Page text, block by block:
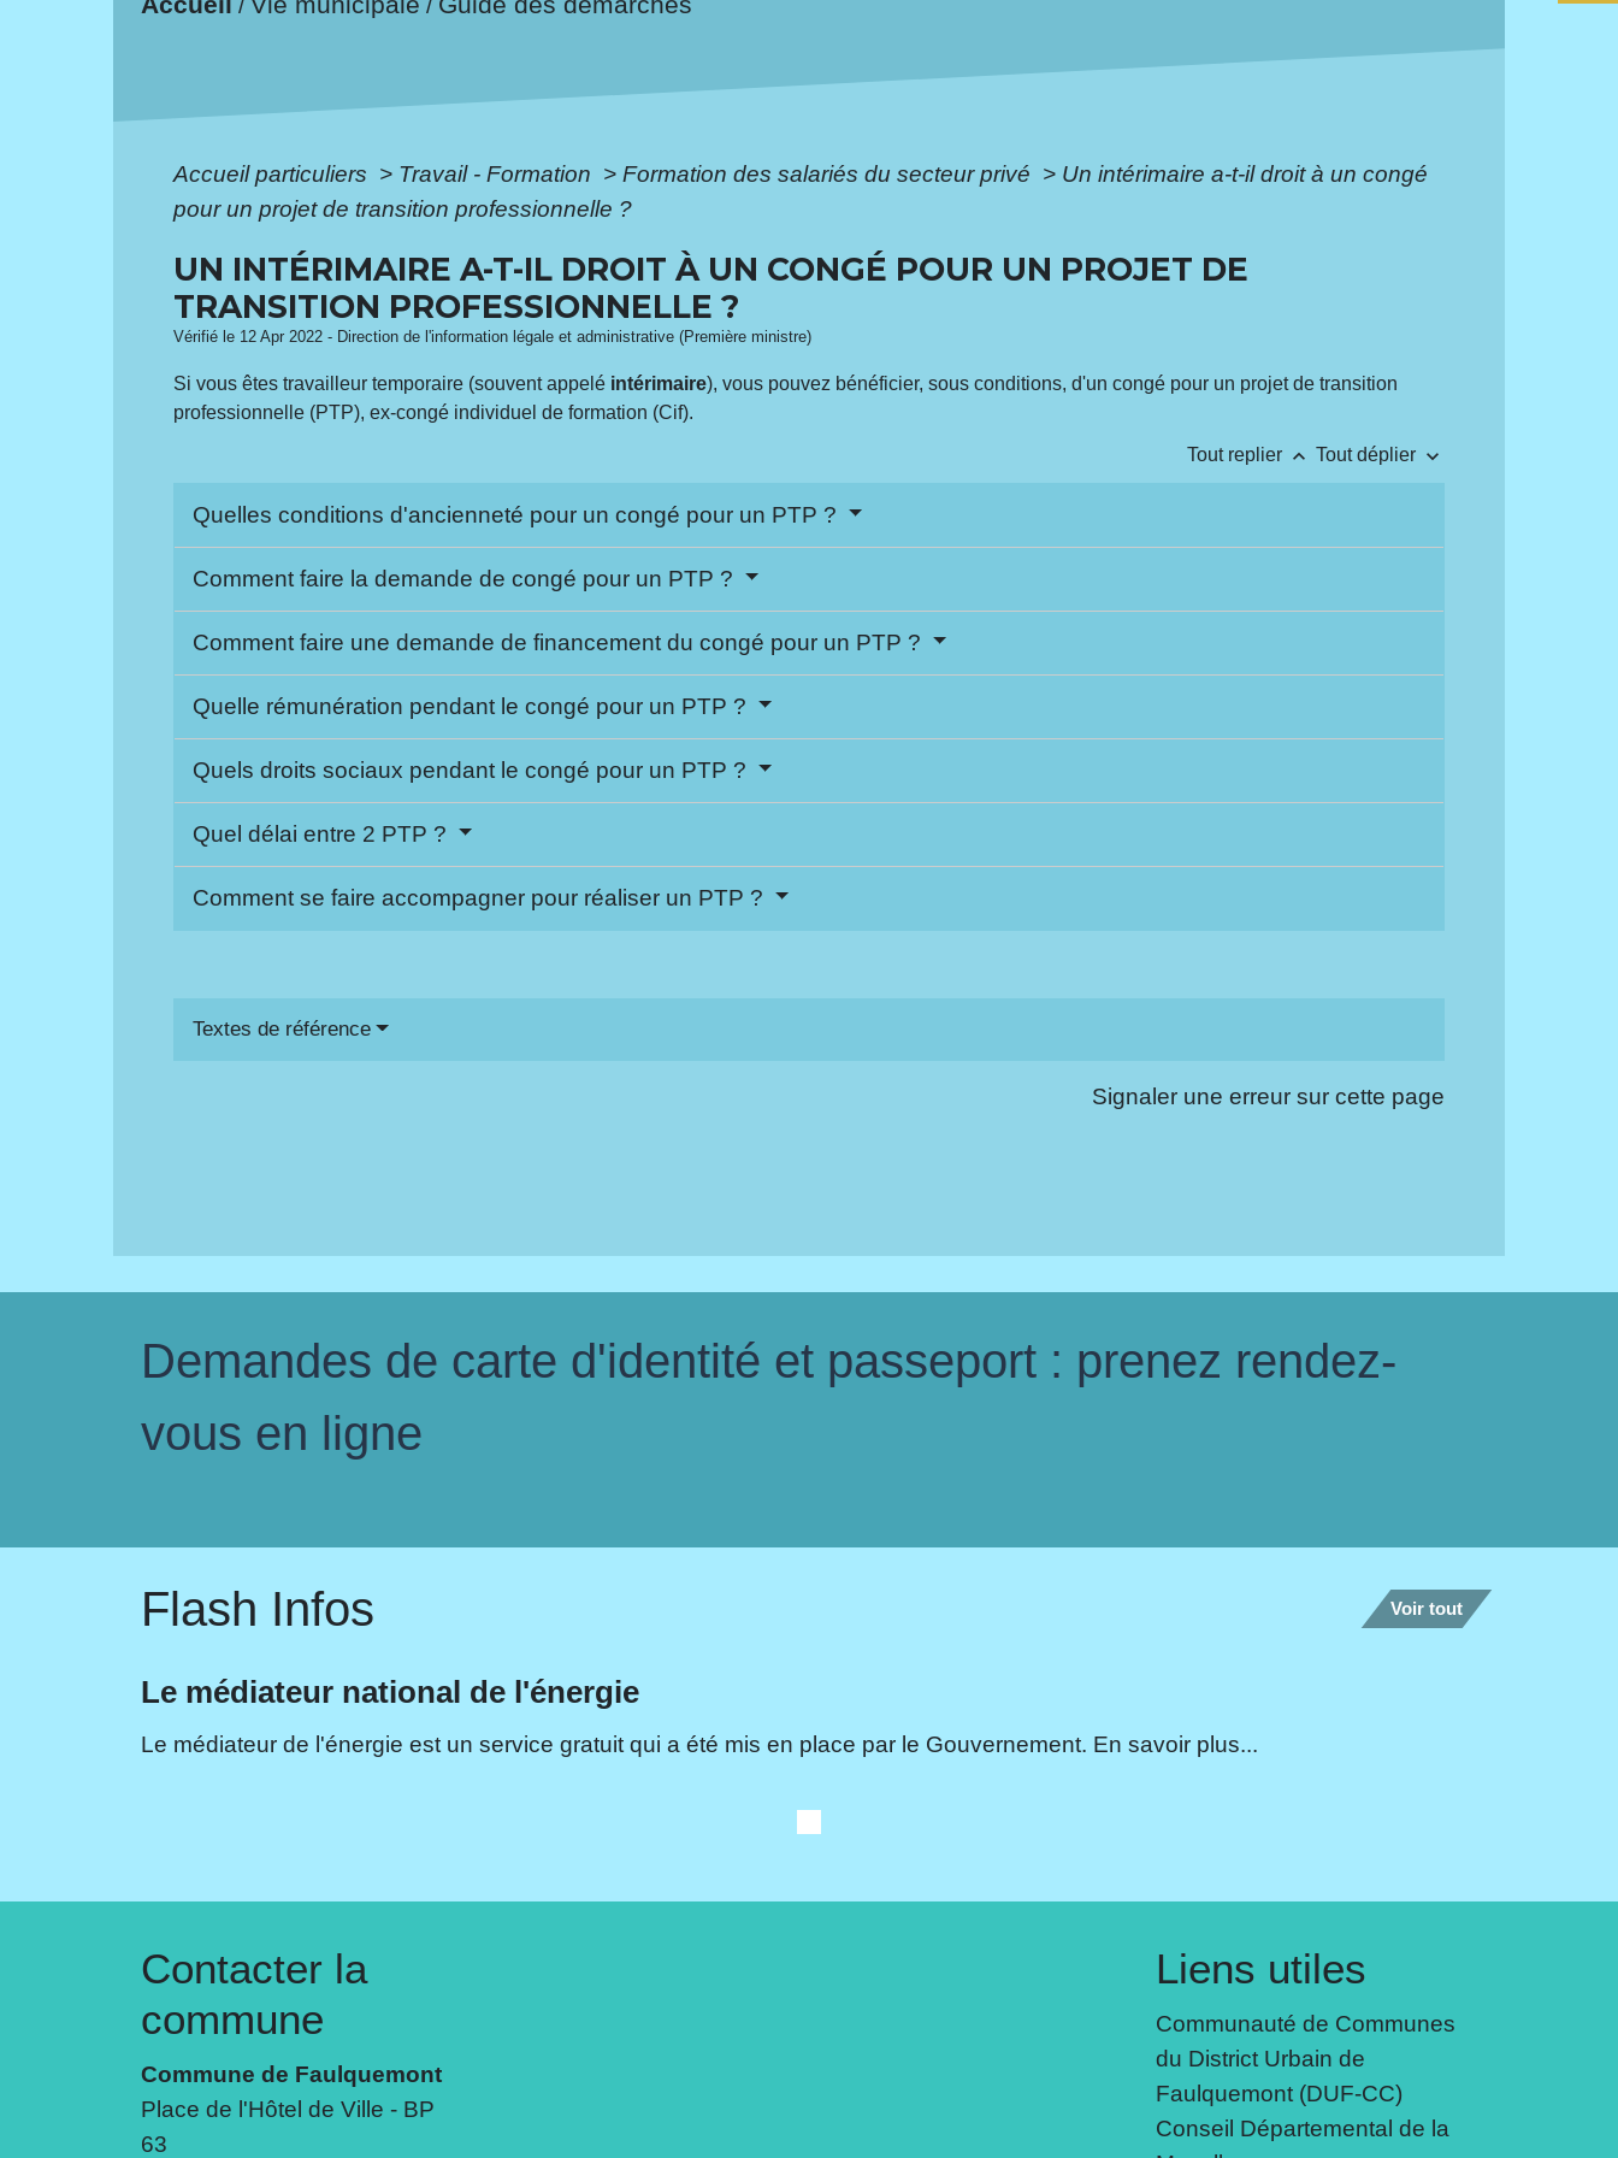
/ /
Accueil particuliers > Travail - Formation > Formation des salariés du secteur privé > Un intérimaire a-t-il droit à un congé
pour un projet de transition professionnelle ?
UN INTÉRIMAIRE A-T-IL DROIT À UN CONGÉ POUR UN PROJET DE
TRANSITION PROFESSIONNELLE ?
Vérifié le 12 Apr 2022 - Direction de l'information légale et administrative (Première ministre)
Si vous êtes travailleur temporaire (souvent appelé intérimaire), vous pouvez bénéficier, sous conditions, d'un congé pour un projet de transition
professionnelle (PTP), ex-congé individuel de formation (Cif).
Tout replier keyboard_arrow_up Tout déplier keyboard_arrow_down
Quelles conditions d'ancienneté pour un congé pour un PTP ?
Comment faire la demande de congé pour un PTP ?
Comment faire une demande de financement du congé pour un PTP ?
Quelle rémunération pendant le congé pour un PTP ?
Quels droits sociaux pendant le congé pour un PTP ?
Quel délai entre 2 PTP ?
Comment se faire accompagner pour réaliser un PTP ?
Textes de référence
Signaler une erreur sur cette page
Demandes de carte d'identité et passeport : prenez rendez-
vous en ligne
Flash Infos Voir tout
Le médiateur national de l'énergie
Le médiateur de l'énergie est un service gratuit qui a été mis en place par le Gouvernement. En savoir plus...
Contacter la
commune
Commune de Faulquemont
Place de l'Hôtel de Ville - BP
63
Liens utiles
Communauté de Communes
du District Urbain de
Faulquemont (DUF-CC)
Conseil Départemental de la